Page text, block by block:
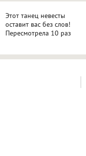
Этот танец невесты
оставит вас без слов!
Пересмотрела 10 раз